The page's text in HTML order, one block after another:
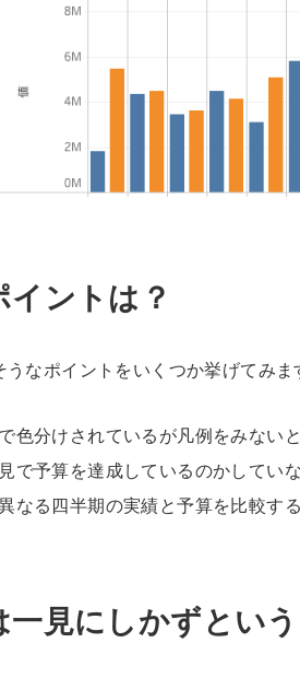
イントは？
うなポイントをいくつか挙げてみま
色分けされているが凡例をみない
で予算を達成しているのかしてい
なる四半期の実績と予算を比較す
一見にしかずとい